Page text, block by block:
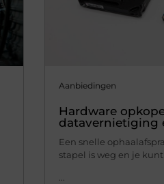
Aanbiedingen
Hardware
datavernietiging
Een snelle
stapel is weg en je
...